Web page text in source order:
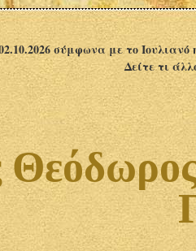
σύμφωνα με το
Δείτε τι